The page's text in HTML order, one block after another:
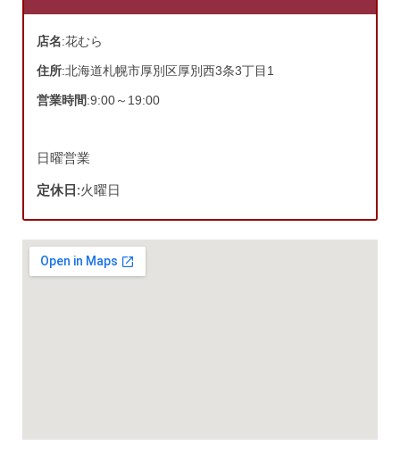
店名:花むら
住所:北海道札幌市厚別区厚別西3条3丁目1
営業時間:9:00～19:00
日曜営業
定休日 :火曜日